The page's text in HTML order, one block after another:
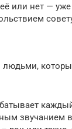
или нет —
людьми,
звучанием